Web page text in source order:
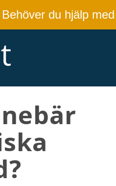
Behöver du hjälp med